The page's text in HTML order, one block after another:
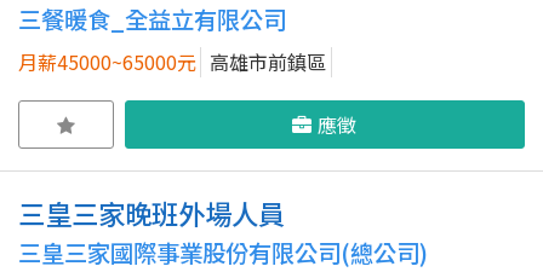
三餐暖食_全益立有限公司
月薪45000~65000元 高雄市前鎮區
應徵
三皇三家晚班外場人員
三皇三家國際事業股份有限公司(總公司)